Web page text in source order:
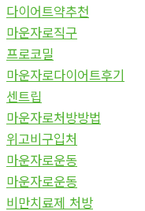
다이어트약추천
마운자로직구
프로코밀
마운자로다이어트후기
센트립
마운자로처방방법
위고비구입처
마운자로운동
마운자로운동
비만치료제 처방